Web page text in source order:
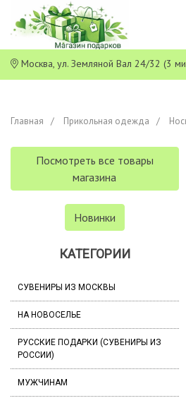
Москва, ул. Земляной Вал 24/32 (3
Главная Прикольная одежда
Посмотреть все товары
магазина
Новинки
КАТЕГОРИИ
СУВЕНИРЫ ИЗ МОСКВЫ
НА НОВОСЕЛЬЕ
РУССКИЕ ПОДАРКИ (СУВЕНИРЫ ИЗ
РОССИИ)
МУЖЧИНАМ